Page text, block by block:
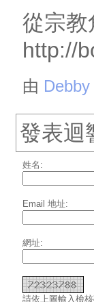
從宗教
http://
由 Debby
發表迴
姓名:
Email 地址:
網址:
請依上圖輸入檢核